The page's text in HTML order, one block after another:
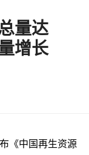
量达
增长
《中国再生资源